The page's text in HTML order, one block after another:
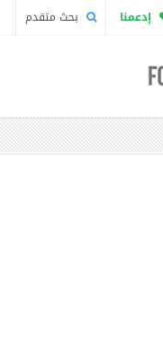
إدعمنا بحث متقدم